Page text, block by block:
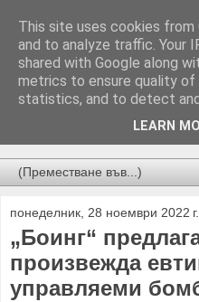
Новини от Бургас,
понеделник, 28 ноември 2022 г.
„Боинг“
произвежда
управляеми
This site uses cookies
and to analyze traffic. Your
shared with Google along
metrics to ensure quality of
statistics, and to detect
LEARN